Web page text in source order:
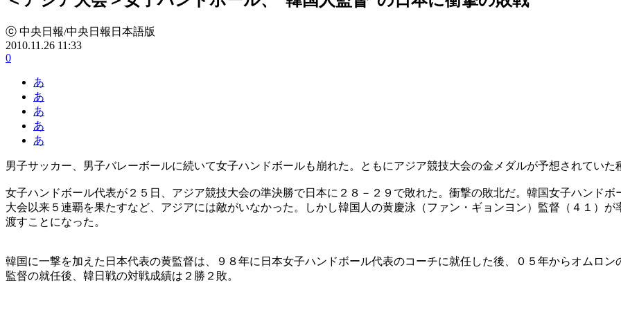
ⓒ 中央日報/中央日報日本語版
2010.11.26 11:33
0
あ
あ
あ
あ
あ
男子サッカー、男子バレーボールに続いて女子ハンドボールも崩れた。ともにアジア競技大会の金メダルが予想されていた
女子ハンドボール代表が２５日、アジア競技大会の準決勝で日本に２８－２９で敗れた。衝撃の敗北だ。韓国女子ハンド
大会以来５連覇を果たすなど、アジアには敵がいなかった。しかし韓国人の黄慶泳（ファン・ギョンヨン）監督（４１）
渡すことになった。
韓国に一撃を加えた日本代表の黄監督は、９８年に日本女子ハンドボール代表のコーチに就任した後、０５年からオムロ
監督の就任後、韓日戦の対戦成績は２勝２敗。